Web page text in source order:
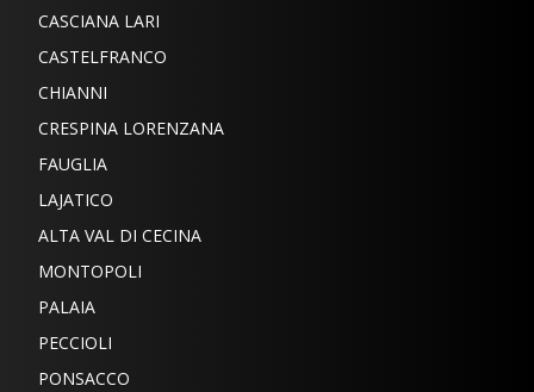
CASCIANA LARI
CASTELFRANCO
CHIANNI
CRESPINA LORENZANA
FAUGLIA
LAJATICO
ALTA VAL DI CECINA
MONTOPOLI
PALAIA
PECCIOLI
PONSACCO